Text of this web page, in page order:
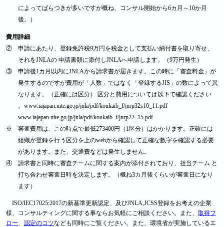
によってばらつきが多いですが概ね、コンサル開始から6カ月～10か月
後。）
費用詳細
② 申請にあたり、登録免許税9万円を税金として支払い納付書を取り寄せ、
それをJNLAの 申請書類に添付しJNLAへ申請します。（9万円発生）
③ 申請後1カ月以内にJNLAから請求書が届きます。この時に「審査料金」が
発生するのですが費用が「人数」ではなく「登録するJIS」の数によって異
なります。（正確には区分） 区分と費用については以下で確認ください
。www.iajapan.nite.go.jp/jnla/pdf/koukaib_f/jnrp32s10_11.pdf
www.iajapan.nite.go.jp/jnla/pdf/koukaib_f/jnrp22_15.pdf
※ 審査費用は、この時点で最低273400円（1区分）はかかります。正確には
組織が登録を行う区分を上のwebから確認して正確な数字を確認する必要
があります。また、交通費などは発生しません。
④ 請求書と同時に審査チームに関する案内が添付されており、担当チーム と
打ち合わせ審査日時を決定します。（概ね3カ月後くらいが審査日になり
ます）
ISO/IEC17025:2017の新基準更新認定、及びJNLA,JCSS登録をお考えの企業
様、コンサルティングに関する事ならお気軽にご相談ください。また、 取得フ
ロー、 認定のコツなども同時にご覧ください。また、環境省が実施しているエ